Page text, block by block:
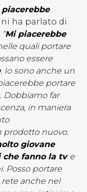
piacerebbe
ha parlato di
“Mi piacerebbe
quali portare
essere
. Io sono anche un
portare
. Dobbiamo far
in maniera
prodotto nuovo.
giovane
che fanno la tv e
Posso portare
anche nel